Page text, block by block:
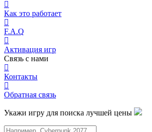
Как это работает
F.A.Q
Активация игр
Связь с нами
Контакты
Обратная связь
Укажи игру для поиска лучшей цены